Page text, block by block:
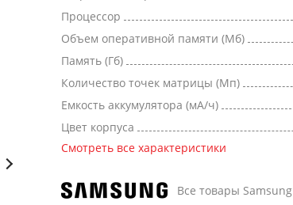
Процессор
Объем оперативной памяти (Мб)
Память (Гб)
Количество точек матрицы (Мп)
Емкость аккумулятора (мА/ч)
Цвет корпуса
Смотреть все характеристики
Все товары Samsung